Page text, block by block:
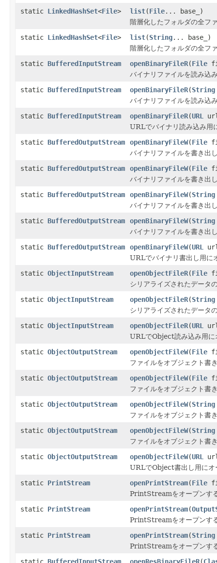
static LinkedHashSet<File> list(File... base_)
階層化したフォルダの全フ
static LinkedHashSet<File> list(String... base_)
階層化したフォルダの全フ
static BufferedInputStream openBinaryFileR(File
バイナリファイルを読み込
static BufferedInputStream openBinaryFileR(String
バイナリファイルを読み込
static BufferedInputStream openBinaryFileR(URL
URLでバイナリ読み込み用
static BufferedOutputStream openBinaryFileW(File
バイナリファイルを書き出
static BufferedOutputStream openBinaryFileW(File
バイナリファイルを書き出
static BufferedOutputStream openBinaryFileW(String
バイナリファイルを書き出
static BufferedOutputStream openBinaryFileW(String
バイナリファイルを書き出
static BufferedOutputStream openBinaryFileW(URL
URLでバイナリ書出し用に
static ObjectInputStream openObjectFileR(File
シリアライズされたデータ
static ObjectInputStream openObjectFileR(String
シリアライズされたデータ
static ObjectInputStream openObjectFileR(URL
URLでObject読み込み用に
static ObjectOutputStream openObjectFileW(File
ファイルをオブジェクト書
static ObjectOutputStream openObjectFileW(File
ファイルをオブジェクト書
static ObjectOutputStream openObjectFileW(String
ファイルをオブジェクト書
static ObjectOutputStream openObjectFileW(String
ファイルをオブジェクト書
static ObjectOutputStream openObjectFileW(URL
URLでObject書出し用にオ
static PrintStream openPrintStream(File
PrintStreamをオープンす
static PrintStream openPrintStream(
PrintStreamをオープンす
static PrintStream openPrintStream(String
PrintStreamをオープンす
static BufferedInputStream openResBinaryFileR(